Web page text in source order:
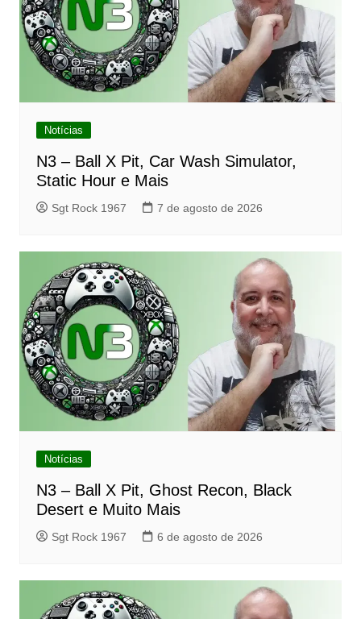
Notícias
N3 – Ball X Pit, Car Wash Simulator,
Static Hour e Mais
Sgt Rock 1967 7 de agosto de 2026
Notícias
N3 – Ball X Pit, Ghost Recon, Black
Desert e Muito Mais
Sgt Rock 1967 6 de agosto de 2026